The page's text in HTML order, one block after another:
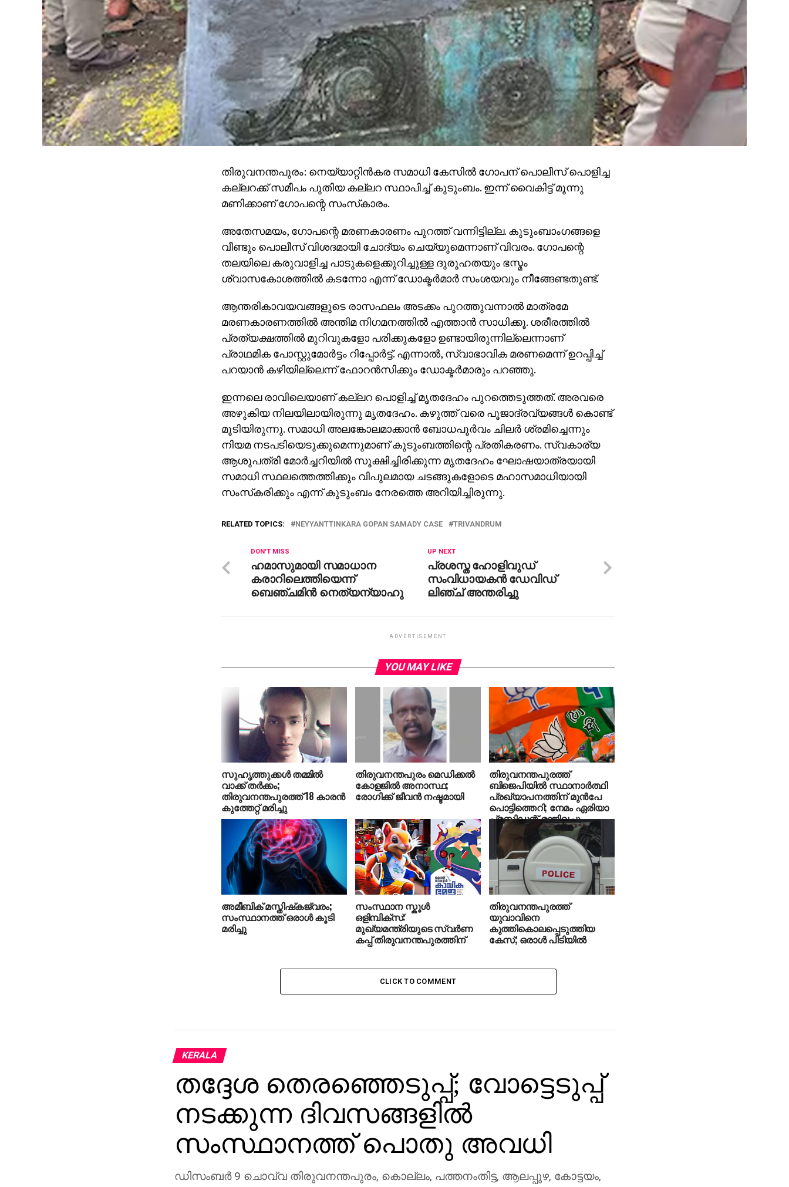
തിരുവനന്തപുരം: നെയ്യാറ്റിന്‍കര സമാധി കേസില്‍ ഗോപന് പൊലീസ് പൊളിച്ച
കല്ലറക്ക് സമീപം പുതിയ കല്ലറ സ്ഥാപിച്ച് കുടുംബം. ഇന്ന് വൈകിട്ട് മൂന്നു
മണിക്കാണ് ഗോപന്റെ സംസ്‌കാരം.
അതേസമയം, ഗോപന്റെ മരണകാരണം പുറത്ത് വന്നിട്ടില്ല. കുടുംബാംഗങ്ങളെ
വീണ്ടും പൊലീസ് വിശദമായി ചോദ്യം ചെയ്യുമെന്നാണ് വിവരം. ഗോപന്റെ
തലയിലെ കരുവാളിച്ച പാടുകളെക്കുറിച്ചുള്ള ദുരൂഹതയും ഭസ്മം
ശ്വാസകോശത്തില്‍ കടന്നോ എന്ന് ഡോക്ടര്‍മാര്‍ സംശയവും നീങ്ങേണ്ടതുണ്ട്.
ആന്തരികാവയവങ്ങളുടെ രാസഫലം അടക്കം പുറത്തുവന്നാല്‍ മാത്രമേ
മരണകാരണത്തില്‍ അന്തിമ നിഗമനത്തില്‍ എത്താന്‍ സാധിക്കൂ. ശരീരത്തില്‍
പ്രത്യക്ഷത്തില്‍ മുറിവുകളോ പരിക്കുകളോ ഉണ്ടായിരുന്നില്ലെന്നാണ്
പ്രാഥമിക പോസ്റ്റുമോര്‍ട്ടം റിപ്പോര്‍ട്ട്. എന്നാല്‍, സ്വാഭാവിക മരണമെന്ന് ഉറപ്പിച്ച്
പറയാന്‍ കഴിയില്ലെന്ന് ഫോറന്‍സിക്കും ഡോക്ടര്‍മാരും പറഞ്ഞു.
ഇന്നലെ രാവിലെയാണ് കല്ലറ പൊളിച്ച് മൃതദേഹം പുറത്തെടുത്തത്. അരവരെ
അഴുകിയ നിലയിലായിരുന്നു മൃതദേഹം. കഴുത്ത് വരെ പൂജാദ്രവ്യങ്ങള്‍ കൊണ്ട്
മൂടിയിരുന്നു. സമാധി അലങ്കോലമാക്കാന്‍ ബോധപൂര്‍വം ചിലര്‍ ശ്രമിച്ചെന്നും
നിയമ നടപടിയെടുക്കുമെന്നുമാണ് കുടുംബത്തിന്റെ പ്രതികരണം. സ്വകാര്യ
ആശുപത്രി മോര്‍ച്ചറിയില്‍ സൂക്ഷിച്ചിരിക്കുന്ന മൃതദേഹം ഘോഷയാത്രയായി
സമാധി സ്ഥലത്തെത്തിക്കും വിപുലമായ ചടങ്ങുകളോടെ മഹാസമാധിയായി
സംസ്‌കരിക്കും എന്ന് കുടുംബം നേരത്തെ അറിയിച്ചിരുന്നു.
RELATED TOPICS: NEYYANTTINKARA GOPAN SAMADY CASE TRIVANDRUM
UP NEXT
പ്രശസ്ത ഹോളിവുഡ്
സംവിധായകന്‍ ഡേവിഡ്
ലിഞ്ച് അന്തരിച്ചു
DON'T MISS
ഹമാസുമായി സമാധാന
കരാറിലെത്തിയെന്ന്
ബെഞ്ചമിന്‍ നെത്യന്യാഹു
ADVERTISEMENT
YOU MAY LIKE
സുഹൃത്തുക്കള്‍ തമ്മില്‍
വാക്ക് തര്‍ക്കം;
തിരുവനന്തപുരത്ത് 18 കാരന്‍
കുത്തേറ്റ് മരിച്ചു
തിരുവനന്തപുരം മെഡിക്കല്‍
കോളജില്‍ അനാസ്ഥ;
രോഗിക്ക് ജീവന്‍ നഷ്ടമായി
തിരുവനന്തപുരത്ത്
ബിജെപിയിൽ സ്ഥാനാർത്ഥി
പ്രഖ്യാപനത്തിന് മുൻപേ
പൊട്ടിത്തെറി; നേമം ഏരിയാ
പ്രസിഡന്റ് രാജിവച്ചു
അമീബിക് മസ്തിഷ്‌കജ്വരം;
സംസ്ഥാനത്ത് ഒരാള്‍ കൂടി
മരിച്ചു
സംസ്ഥാന സ്കൂൾ
ഒളിമ്പിക്സ്:
മുഖ്യമന്ത്രിയുടെ സ്വർണ
കപ്പ് തിരുവനന്തപുരത്തിന്
തിരുവനന്തപുരത്ത്
യുവാവിനെ
കുത്തികൊലപ്പെടുത്തിയ
കേസ്; ഒരാള്‍ പിടിയില്‍
CLICK TO COMMENT
KERALA
തദ്ദേശ തെരഞ്ഞെടുപ്പ്; വോട്ടെടുപ്പ്
നടക്കുന്ന ദിവസങ്ങളില്‍
സംസ്ഥാനത്ത് പൊതു അവധി
ഡിസംബര്‍ 9 ചൊവ്വ തിരുവനന്തപുരം, കൊല്ലം, പത്തനംതിട്ട, ആലപ്പുഴ, കോട്ടയം,